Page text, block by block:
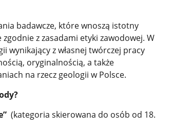
badawcze, które wnoszą istotny
z zasadami etyki zawodowej. W
wynikający z własnej twórczej pracy
oryginalnością, a także
na rzecz geologii w Polsce.
(kategoria skierowana do osób od 18.